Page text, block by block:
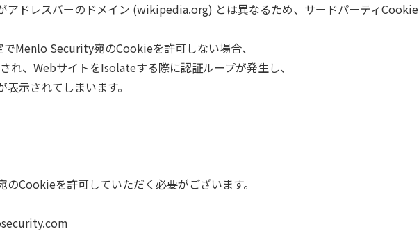
アドレスバーのドメイン (wikipedia.org) とは異なるため、サードパーティ
Menlo Security宛のCookieを許可しない場合、
れ、WebサイトをIsolateする際に認証ループが発生し、
表示されてしまいます。
のCookieを許可していただく必要がございます。